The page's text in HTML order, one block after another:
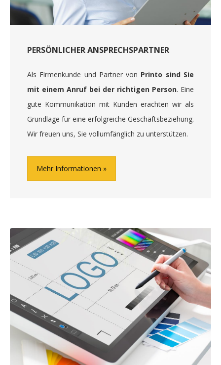
PERSÖNLICHER ANSPRECHSPARTNER
Als Firmenkunde und Partner von Printo sind Sie
mit einem Anruf bei der richtigen Person. Eine
gute Kommunikation mit Kunden erachten wir als
Grundlage für eine erfolgreiche Geschäftsbeziehung.
Wir freuen uns, Sie vollumfänglich zu unterstützen.
Mehr Informationen